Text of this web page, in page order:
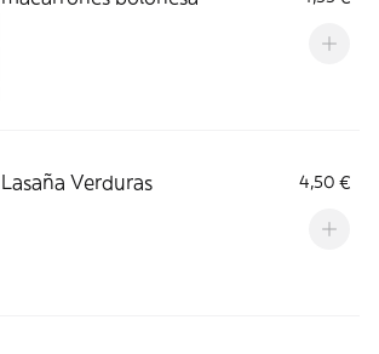
Lasaña Verduras 4,50 €